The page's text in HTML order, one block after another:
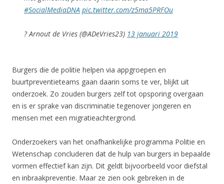
#SocialMediaDNA pic.twitter.com/z5ma5PRFOu
? Arnout de Vries (@ADeVries23) 13 januari 2019
Burgers die de politie helpen via appgroepen en
buurtpreventieteams gaan daarin soms te ver, blijkt uit
onderzoek. Zo zouden burgers zelf tot opsporing overgaan
en is er sprake van discriminatie tegenover jongeren en
mensen met een migratieachtergrond.
Onderzoekers van het onafhankelijke programma Politie en
Wetenschap concluderen dat de hulp van burgers in bepaalde
vormen effectief kan zijn. Dit geldt bijvoorbeeld voor diefstal
en inbraakpreventie. Maar ze zien ook gebreken in de